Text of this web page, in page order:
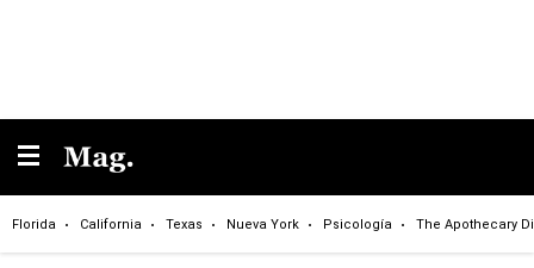
Florida California Texas Nueva York Psicología The Apothecary